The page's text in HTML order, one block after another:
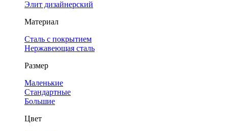
Элит дизайнерский
Материал
Сталь с покрытием
Нержавеющая сталь
Размер
Маленькие
Стандартные
Большие
Цвет